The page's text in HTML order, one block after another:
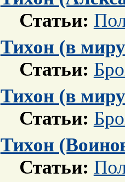
Статьи:
Тихон (в
Статьи:
Тихон (в
Статьи:
Тихон
Статьи: